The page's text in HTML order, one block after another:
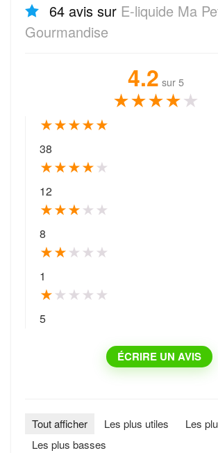
64 avis sur E-liquide Ma
Gourmandise
4.2 sur 5
★★★★★
★★★★★
38
★★★★★
12
★★★★ ★
8
★★★ ★ ★
1
★★ ★ ★ ★
5
ÉCRIRE UN AVIS
Tout afficher Les plus utiles
Les
Les plus basses